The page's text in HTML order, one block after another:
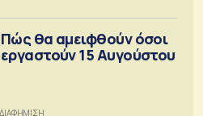
Πώς θα αμειφθούν όσοι
εργαστούν 15 Αυγούστου